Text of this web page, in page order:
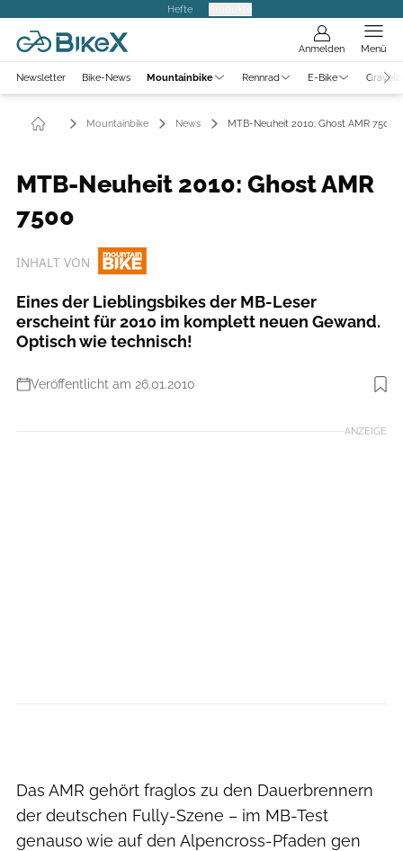
Hefte
Anmelden Menü
Newsletter Bike-News Mountainbike Rennrad E-Bike
Mountainbike News MTB-Neuheit 2010: Ghost AMR 7500
MTB-Neuheit 2010: Ghost AMR
7500
INHALT VON
Eines der Lieblingsbikes der MB-Leser
erscheint für 2010 im komplett neuen Gewand.
Optisch wie technisch!
Veröffentlicht am 26.01.2010
ANZEIGE
Das AMR gehört fraglos zu den Dauerbrennern
der deutschen Fully-Szene – im MB-Test
genauso wie auf den Alpencross-Pfaden gen